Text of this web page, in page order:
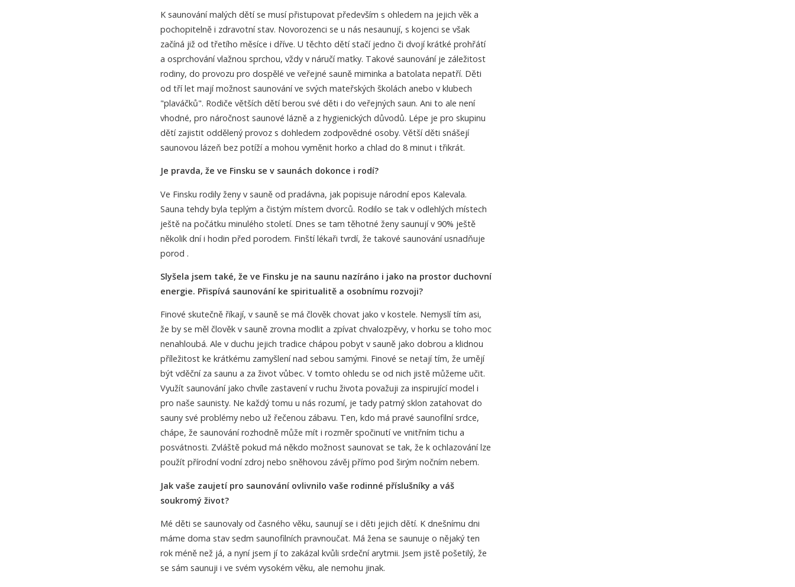
K saunování malých dětí se musí přistupovat především s ohledem na jejich věk a
pochopitelně i zdravotní stav. Novorozenci se u nás nesaunují, s kojenci se však
začíná již od třetího měsíce i dříve. U těchto dětí stačí jedno či dvojí krátké prohřátí
a osprchování vlažnou sprchou, vždy v náručí matky. Takové saunování je záležitost
rodiny, do provozu pro dospělé ve veřejné sauně miminka a batolata nepatří. Děti
od tří let mají možnost saunování ve svých mateřských školách anebo v klubech
"plaváčků". Rodiče větších dětí berou své děti i do veřejných saun. Ani to ale není
vhodné, pro náročnost saunové lázně a z hygienických důvodů. Lépe je pro skupinu
dětí zajistit oddělený provoz s dohledem zodpovědné osoby. Větší děti snášejí
saunovou lázeň bez potíží a mohou vyměnit horko a chlad do 8 minut i třikrát.
Je pravda, že ve Finsku se v saunách dokonce i rodí?
Ve Finsku rodily ženy v sauně od pradávna, jak popisuje národní epos Kalevala.
Sauna tehdy byla teplým a čistým místem dvorců. Rodilo se tak v odlehlých místech
ještě na počátku minulého století. Dnes se tam těhotné ženy saunují v 90% ještě
několik dní i hodin před porodem. Finští lékaři tvrdí, že takové saunování usnadňuje
porod .
Slyšela jsem také, že ve Finsku je na saunu nazíráno i jako na prostor duchovní
energie. Přispívá saunování ke spiritualitě a osobnímu rozvoji?
Finové skutečně říkají, v sauně se má člověk chovat jako v kostele. Nemyslí tím asi,
že by se měl člověk v sauně zrovna modlit a zpívat chvalozpěvy, v horku se toho moc
nenahloubá. Ale v duchu jejich tradice chápou pobyt v sauně jako dobrou a klidnou
příležitost ke krátkému zamyšlení nad sebou samými. Finové se netají tím, že umějí
být vděční za saunu a za život vůbec. V tomto ohledu se od nich jistě můžeme učit.
Využít saunování jako chvíle zastavení v ruchu života považuji za inspirující model i
pro naše saunisty. Ne každý tomu u nás rozumí, je tady patrný sklon zatahovat do
sauny své problémy nebo už řečenou zábavu. Ten, kdo má pravé saunofilní srdce,
chápe, že saunování rozhodně může mít i rozměr spočinutí ve vnitřním tichu a
posvátnosti. Zvláště pokud má někdo možnost saunovat se tak, že k ochlazování lze
použít přírodní vodní zdroj nebo sněhovou závěj přímo pod širým nočním nebem.
Jak vaše zaujetí pro saunování ovlivnilo vaše rodinné příslušníky a váš
soukromý život?
Mé děti se saunovaly od časného věku, saunují se i děti jejich dětí. K dnešnímu dni
máme doma stav sedm saunofilních pravnoučat. Má žena se saunuje o nějaký ten
rok méně než já, a nyní jsem jí to zakázal kvůli srdeční arytmii. Jsem jistě pošetilý, že
se sám saunuji i ve svém vysokém věku, ale nemohu jinak.